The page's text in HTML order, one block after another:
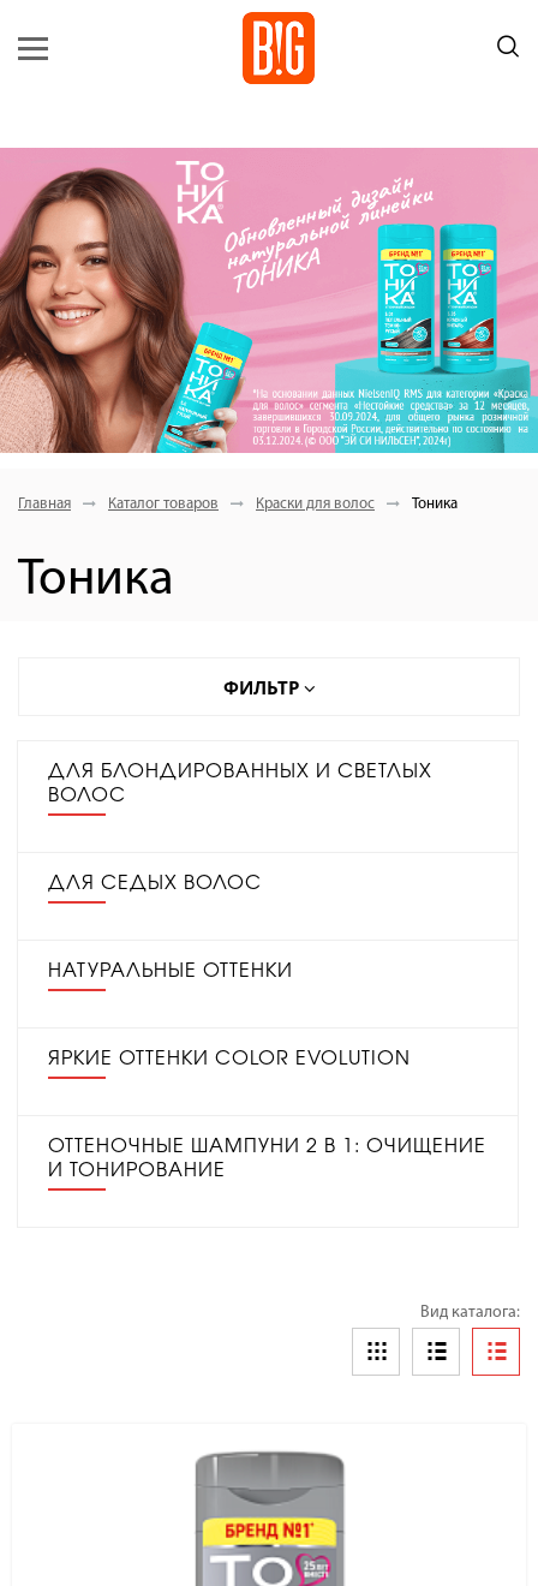
Главная Каталог товаров Краски для волос Тоника
Тоника
ФИЛЬТР
ДЛЯ БЛОНДИРОВАННЫХ И СВЕТЛЫХ
ВОЛОС
ДЛЯ СЕДЫХ ВОЛОС
НАТУРАЛЬНЫЕ ОТТЕНКИ
ЯРКИЕ ОТТЕНКИ COLOR EVOLUTION
ОТТЕНОЧНЫЕ ШАМПУНИ 2 В 1: ОЧИЩЕНИЕ
И ТОНИРОВАНИЕ
Вид каталога: